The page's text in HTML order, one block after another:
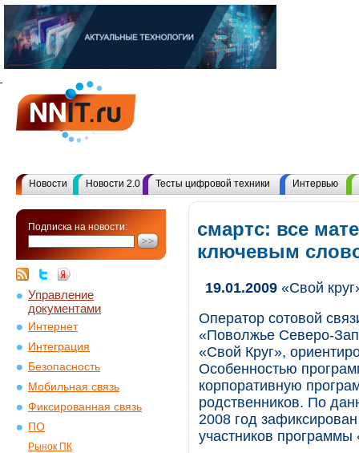
Новости Новости 2.0 Тесты цифровой техники Интервью
Подписка на новости:
Управление
документами
Интернет
Интеграция
Безопасность
Мобильная связь
Фиксированная связь
ПО
Рынок ПК
смартс: все
ключевым
19.01.2009 «Свой
Оператор сотовой
«Поволжье Северо-
«Свой Круг»,
Особенностью
корпоративную
родственников. По
2008 год
участников программы